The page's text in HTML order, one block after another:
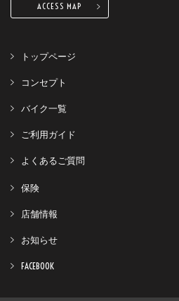
ACCESS MAP
トップページ
コンセプト
バイク一覧
ご利用ガイド
よくあるご質問
保険
店舗情報
お知らせ
FACEBOOK